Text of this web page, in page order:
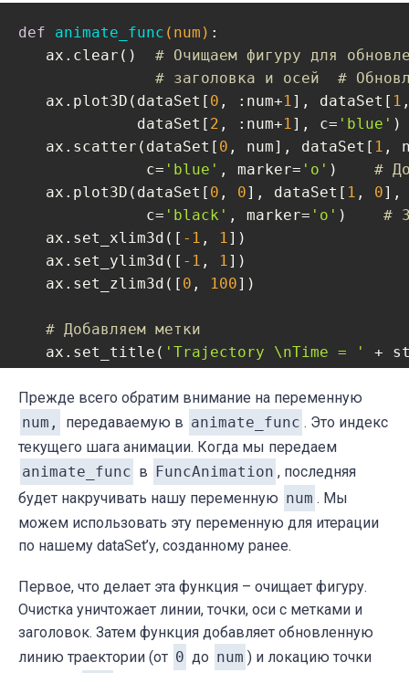
def animate_func (num) :
   ax.clear()
# Очищаем фигуру для
# заголовка и осей  #
   ax.plot3D(dataSet[
0 , :num+1], dataSet[ 1
             dataSet[
2 , :num+1], c= 'blue'
   ax.scatter(dataSet[
0 , num], dataSet[ 1 ,
              c=
'blue' , marker= 'o' ) #
   ax.plot3D(dataSet[
0 , 0], dataSet[ 1 , 0],
              c=
'black' , marker= 'o' ) #
   ax.set_xlim3d([
-1 , 1])
   ax.set_ylim3d([
-1 , 1])
   ax.set_zlim3d([
0 , 100])
# Добавляем метки
   ax.set_title(
'Trajectory \nTime = '
+
   ax.set_ylabel(
'y')
   ax.set_zlabel(
'z')
Прежде всего обратим внимание на переменную
num , передаваемую в animate_func . Это индекс
текущего шага анимации. Когда мы передаем
animate_func в FuncAnimation , последняя
будет накручивать нашу переменную num . Мы
можем использовать эту переменную для итерации
по нашему dataSet’у, созданному ранее.
Первое, что делает эта функция – очищает фигуру.
Очистка уничтожает линии, точки, оси с метками и
заголовок. Затем функция добавляет обновленную
линию траектории (от 0 до num ) и локацию точки